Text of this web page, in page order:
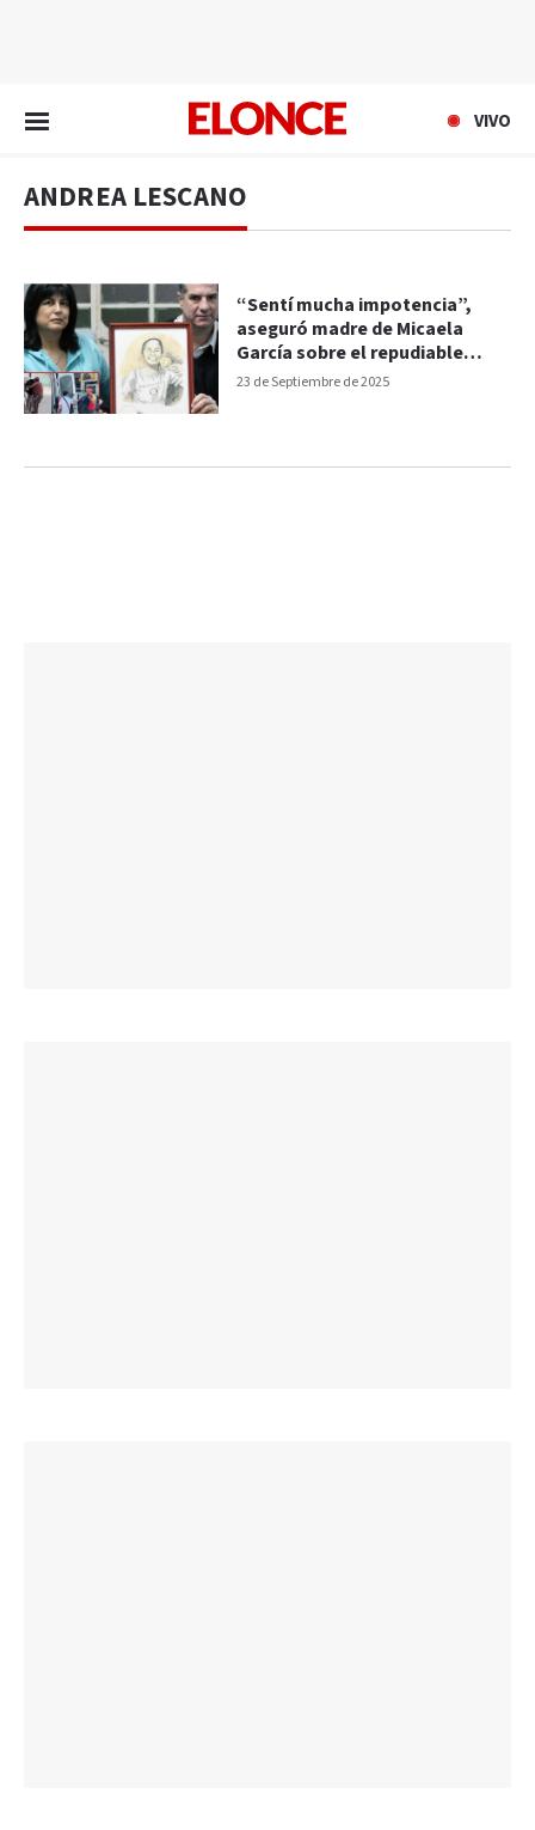
VIVO
ANDREA LESCANO
23 de Septiembre de 2025
“Sentí mucha impotencia”,
aseguró madre de Micaela
García sobre el repudiable
video en estación de servicio